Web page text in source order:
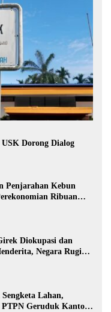
Dorong Dialog
Penjarahan Kebun
Ribuan
Diokupasi dan
Negara Rugi
Lahan,
Geruduk Kantor